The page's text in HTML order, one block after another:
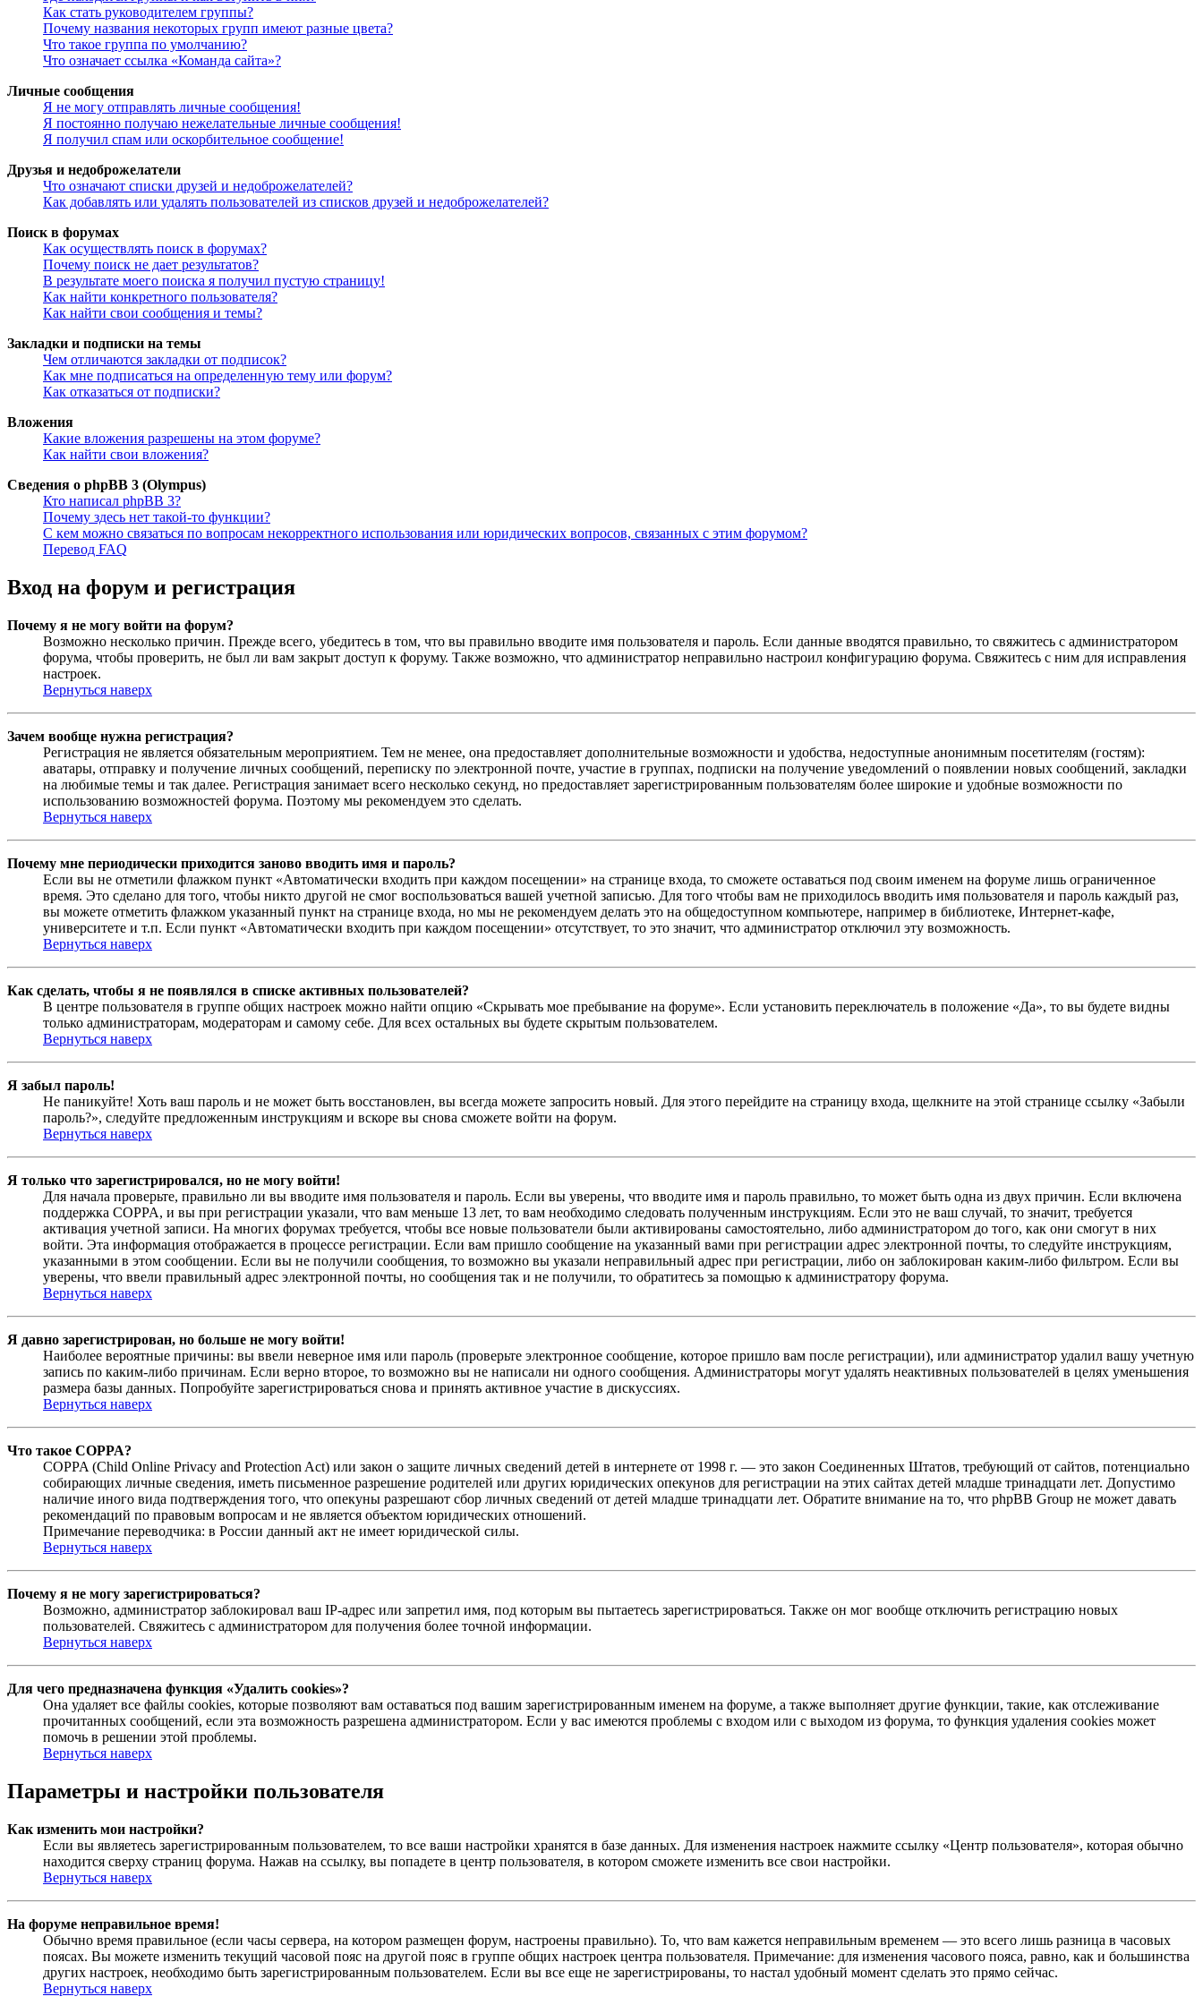
Как стать руководителем группы?
Почему названия некоторых групп имеют разные цвета?
Что такое группа по умолчанию?
Что означает ссылка «Команда сайта»?
Личные сообщения
Я не могу отправлять личные сообщения!
Я постоянно получаю нежелательные личные сообщения!
Я получил спам или оскорбительное сообщение!
Друзья и недоброжелатели
Что означают списки друзей и недоброжелателей?
Как добавлять или удалять пользователей из списков друзей и недоброжелателей?
Поиск в форумах
Как осуществлять поиск в форумах?
Почему поиск не дает результатов?
В результате моего поиска я получил пустую страницу!
Как найти конкретного пользователя?
Как найти свои сообщения и темы?
Закладки и подписки на темы
Чем отличаются закладки от подписок?
Как мне подписаться на определенную тему или форум?
Как отказаться от подписки?
Вложения
Какие вложения разрешены на этом форуме?
Как найти свои вложения?
Сведения о phpBB 3 (Olympus)
Кто написал phpBB 3?
Почему здесь нет такой-то функции?
С кем можно связаться по вопросам некорректного использования или юридических вопросов, связанных с этим форумом?
Перевод FAQ
Вход на форум и регистрация
Почему я не могу войти на форум?
Возможно несколько причин. Прежде всего, убедитесь в том, что вы правильно вводите имя пользователя и пароль. Если данные вводятся правильно, то свяжитесь с администратором
форума, чтобы проверить, не был ли вам закрыт доступ к форуму. Также возможно, что администратор неправильно настроил конфигурацию форума. Свяжитесь с ним для исправления
настроек.
Вернуться наверх
Зачем вообще нужна регистрация?
Регистрация не является обязательным мероприятием. Тем не менее, она предоставляет дополнительные возможности и удобства, недоступные анонимным посетителям (гостям):
аватары, отправку и получение личных сообщений, переписку по электронной почте, участие в группах, подписки на получение уведомлений о появлении новых сообщений, закладки
на любимые темы и так далее. Регистрация занимает всего несколько секунд, но предоставляет зарегистрированным пользователям более широкие и удобные возможности по
использованию возможностей форума. Поэтому мы рекомендуем это сделать.
Вернуться наверх
Почему мне периодически приходится заново вводить имя и пароль?
Если вы не отметили флажком пункт «Автоматически входить при каждом посещении» на странице входа, то сможете оставаться под своим именем на форуме лишь ограниченное
время. Это сделано для того, чтобы никто другой не смог воспользоваться вашей учетной записью. Для того чтобы вам не приходилось вводить имя пользователя и пароль каждый раз,
вы можете отметить флажком указанный пункт на странице входа, но мы не рекомендуем делать это на общедоступном компьютере, например в библиотеке, Интернет-кафе,
университете и т.п. Если пункт «Автоматически входить при каждом посещении» отсутствует, то это значит, что администратор отключил эту возможность.
Вернуться наверх
Как сделать, чтобы я не появлялся в списке активных пользователей?
В центре пользователя в группе общих настроек можно найти опцию «Скрывать мое пребывание на форуме». Если установить переключатель в положение «Да», то вы будете видны
только администраторам, модераторам и самому себе. Для всех остальных вы будете скрытым пользователем.
Вернуться наверх
Я забыл пароль!
Не паникуйте! Хоть ваш пароль и не может быть восстановлен, вы всегда можете запросить новый. Для этого перейдите на страницу входа, щелкните на этой странице ссылку «Забыли
пароль?», следуйте предложенным инструкциям и вскоре вы снова сможете войти на форум.
Вернуться наверх
Я только что зарегистрировался, но не могу войти!
Для начала проверьте, правильно ли вы вводите имя пользователя и пароль. Если вы уверены, что вводите имя и пароль правильно, то может быть одна из двух причин. Если включена
поддержка COPPA, и вы при регистрации указали, что вам меньше 13 лет, то вам необходимо следовать полученным инструкциям. Если это не ваш случай, то значит, требуется
активация учетной записи. На многих форумах требуется, чтобы все новые пользователи были активированы самостоятельно, либо администратором до того, как они смогут в них
войти. Эта информация отображается в процессе регистрации. Если вам пришло сообщение на указанный вами при регистрации адрес электронной почты, то следуйте инструкциям,
указанными в этом сообщении. Если вы не получили сообщения, то возможно вы указали неправильный адрес при регистрации, либо он заблокирован каким-либо фильтром. Если вы
уверены, что ввели правильный адрес электронной почты, но сообщения так и не получили, то обратитесь за помощью к администратору форума.
Вернуться наверх
Я давно зарегистрирован, но больше не могу войти!
Наиболее вероятные причины: вы ввели неверное имя или пароль (проверьте электронное сообщение, которое пришло вам после регистрации), или администратор удалил вашу учетную
запись по каким-либо причинам. Если верно второе, то возможно вы не написали ни одного сообщения. Администраторы могут удалять неактивных пользователей в целях уменьшения
размера базы данных. Попробуйте зарегистрироваться снова и принять активное участие в дискуссиях.
Вернуться наверх
Что такое COPPA?
COPPA (Child Online Privacy and Protection Act) или закон о защите личных сведений детей в интернете от 1998 г. — это закон Соединенных Штатов, требующий от сайтов, потенциально
собирающих личные сведения, иметь письменное разрешение родителей или других юридических опекунов для регистрации на этих сайтах детей младше тринадцати лет. Допустимо
наличие иного вида подтверждения того, что опекуны разрешают сбор личных сведений от детей младше тринадцати лет. Обратите внимание на то, что phpBB Group не может давать
рекомендаций по правовым вопросам и не является объектом юридических отношений.
Примечание переводчика: в России данный акт не имеет юридической силы.
Вернуться наверх
Почему я не могу зарегистрироваться?
Возможно, администратор заблокировал ваш IP-адрес или запретил имя, под которым вы пытаетесь зарегистрироваться. Также он мог вообще отключить регистрацию новых
пользователей. Свяжитесь с администратором для получения более точной информации.
Вернуться наверх
Для чего предназначена функция «Удалить cookies»?
Она удаляет все файлы cookies, которые позволяют вам оставаться под вашим зарегистрированным именем на форуме, а также выполняет другие функции, такие, как отслеживание
прочитанных сообщений, если эта возможность разрешена администратором. Если у вас имеются проблемы с входом или с выходом из форума, то функция удаления cookies может
помочь в решении этой проблемы.
Вернуться наверх
Параметры и настройки пользователя
Как изменить мои настройки?
Если вы являетесь зарегистрированным пользователем, то все ваши настройки хранятся в базе данных. Для изменения настроек нажмите ссылку «Центр пользователя», которая обычно
находится сверху страниц форума. Нажав на ссылку, вы попадете в центр пользователя, в котором сможете изменить все свои настройки.
Вернуться наверх
На форуме неправильное время!
Обычно время правильное (если часы сервера, на котором размещен форум, настроены правильно). То, что вам кажется неправильным временем — это всего лишь разница в часовых
поясах. Вы можете изменить текущий часовой пояс на другой пояс в группе общих настроек центра пользователя. Примечание: для изменения часового пояса, равно, как и большинства
других настроек, необходимо быть зарегистрированным пользователем. Если вы все еще не зарегистрированы, то настал удобный момент сделать это прямо сейчас.
Вернуться наверх